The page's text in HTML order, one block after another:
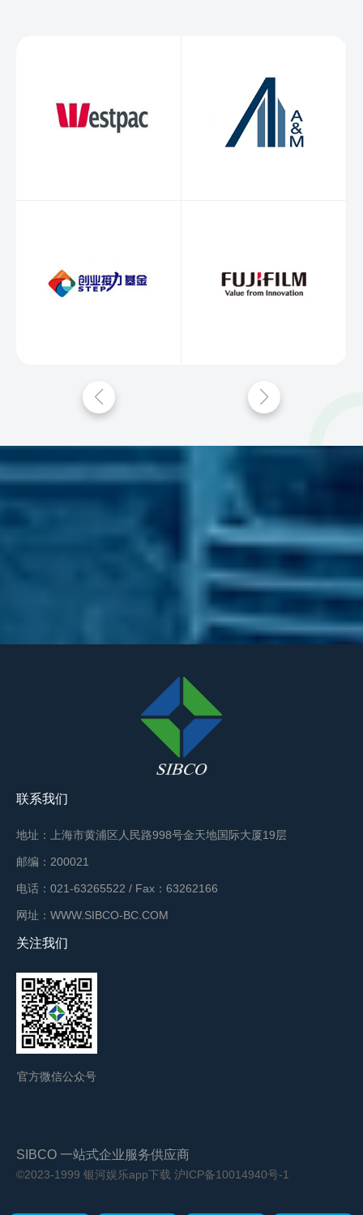
联系我们
地址：上海市黄浦区人民路998号金天地国际大厦19层
邮编：200021
电话：021-63265522 / Fax：63262166
网址：WWW.SIBCO-BC.COM
关注我们
官方微信公众号
SIBCO 一站式企业服务供应商
©2023-1999 银河娱乐app下载 沪ICP备10014940号-1